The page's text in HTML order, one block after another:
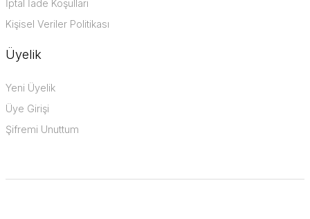
İptal İade Koşullari
Kişisel Veriler Politikası
Üyelik
Yeni Üyelik
Üye Girişi
Şifremi Unuttum